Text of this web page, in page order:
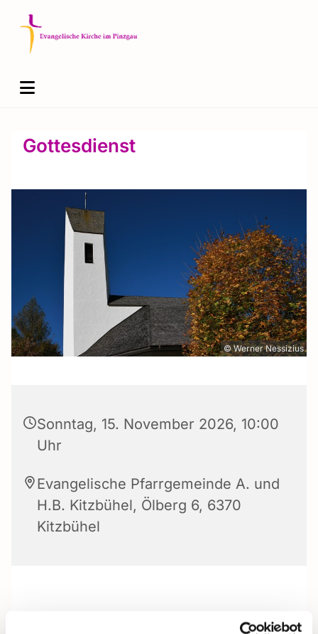
Gottesdienst
© Werner Nessizius
Sonntag, 15. November 2026, 10:00
Uhr
Evangelische Pfarrgemeinde A. und
H.B. Kitzbühel, Ölberg 6, 6370
Kitzbühel